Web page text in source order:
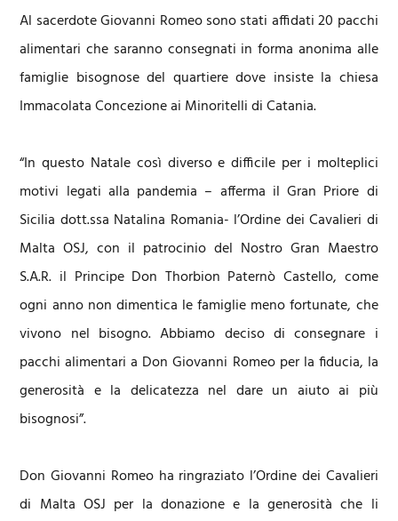
Al sacerdote Giovanni Romeo sono stati affidati 20 pacchi
alimentari che saranno consegnati in forma anonima alle
famiglie bisognose del quartiere dove insiste la chiesa
Immacolata Concezione ai Minoritelli di Catania.
“In questo Natale così diverso e difficile per i molteplici
motivi legati alla pandemia – afferma il Gran Priore di
Sicilia dott.ssa Natalina Romania- l’Ordine dei Cavalieri di
Malta OSJ, con il patrocinio del Nostro Gran Maestro
S.A.R. il Principe Don Thorbion Paternò Castello, come
ogni anno non dimentica le famiglie meno fortunate, che
vivono nel bisogno. Abbiamo deciso di consegnare i
pacchi alimentari a Don Giovanni Romeo per la fiducia, la
generosità e la delicatezza nel dare un aiuto ai più
bisognosi”.
Don Giovanni Romeo ha ringraziato l’Ordine dei Cavalieri
di Malta OSJ per la donazione e la generosità che li